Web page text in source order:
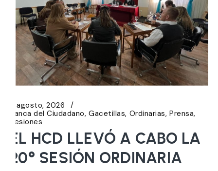
6 agosto, 2026
Banca del Ciudadano Gacetillas Ordinarias Prensa
Sesiones
EL HCD LLEVÓ A CABO LA
20° SESIÓN ORDINARIA